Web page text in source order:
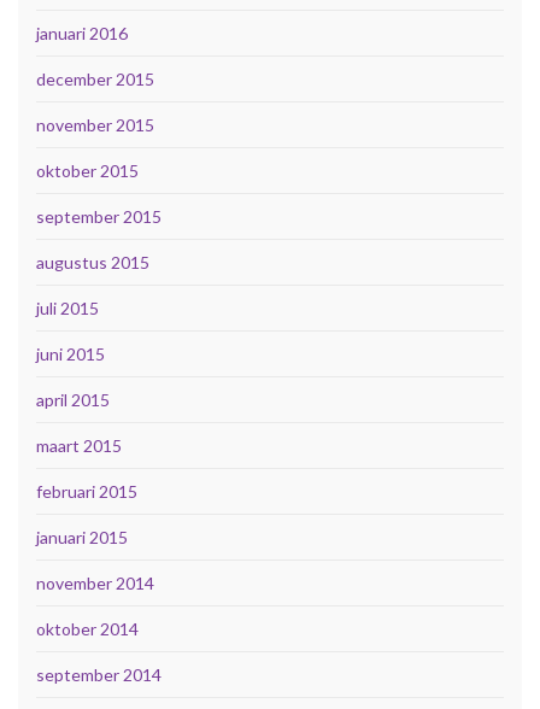
januari 2016
december 2015
november 2015
oktober 2015
september 2015
augustus 2015
juli 2015
juni 2015
april 2015
maart 2015
februari 2015
januari 2015
november 2014
oktober 2014
september 2014